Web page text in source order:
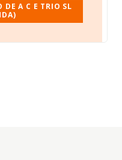
DE A C E TRIO SL